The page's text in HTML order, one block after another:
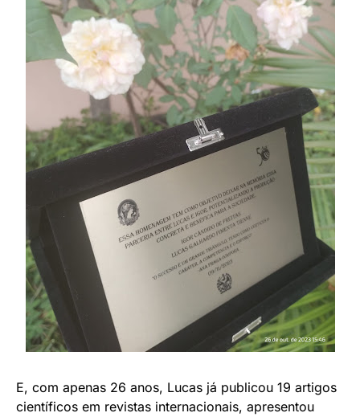
E, com apenas 26 anos, Lucas já publicou 19 artigos
científicos em revistas internacionais, apresentou